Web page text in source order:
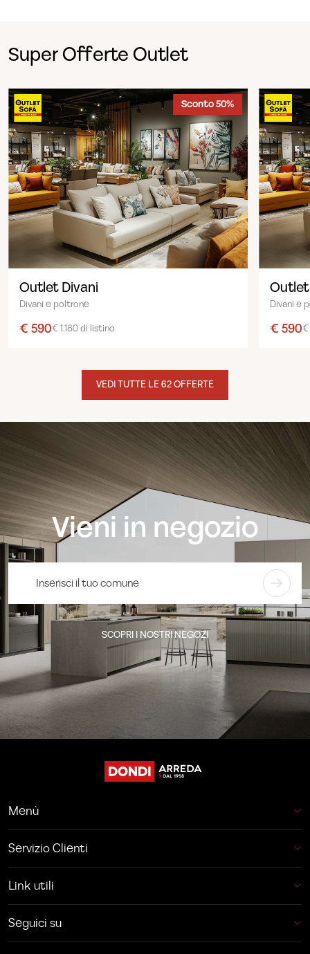
Super Offerte Outlet
Sconto 50%
Outlet Divani
Divani e poltrone
€ 590€ 1.180 di listino
Divani e
€ 590€
VEDI TUTTE LE 62 OFFERTE
Vieni in negozio
SCOPRI I NOSTRI NEGOZI
Menù
Servizio Clienti
Link utili
Seguici su